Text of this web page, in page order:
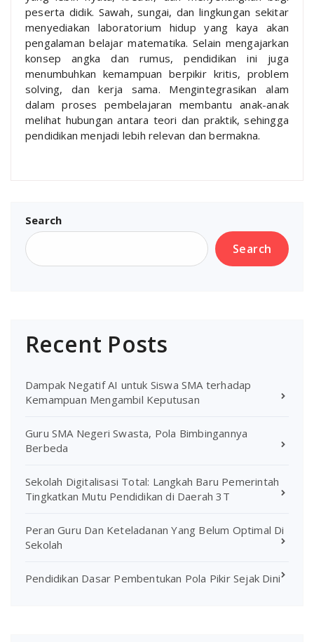
peserta didik. Sawah, sungai, dan lingkungan sekitar
menyediakan laboratorium hidup yang kaya akan
pengalaman belajar matematika. Selain mengajarkan
konsep angka dan rumus, pendidikan ini juga
menumbuhkan kemampuan berpikir kritis, problem
solving, dan kerja sama. Mengintegrasikan alam
dalam proses pembelajaran membantu anak-anak
melihat hubungan antara teori dan praktik, sehingga
pendidikan menjadi lebih relevan dan bermakna.
Search
Search
Recent Posts
Dampak Negatif AI untuk Siswa SMA terhadap
Kemampuan Mengambil Keputusan
Guru SMA Negeri Swasta, Pola Bimbingannya
Berbeda
Sekolah Digitalisasi Total: Langkah Baru Pemerintah
Tingkatkan Mutu Pendidikan di Daerah 3T
Peran Guru Dan Keteladanan Yang Belum Optimal Di
Sekolah
Pendidikan Dasar Pembentukan Pola Pikir Sejak Dini